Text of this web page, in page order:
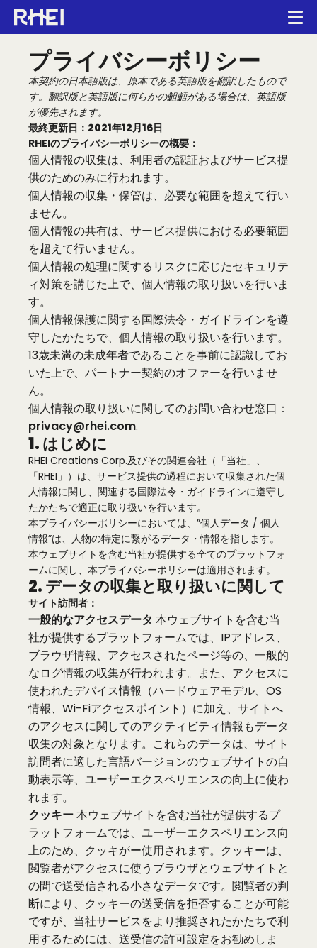
Main navigation
RHEI Home
クリエーターソリューション
広告ソリューション
ブログ
Português
Español
Pусский
Français
Deutsch
العربية
日本語
プライバシーボリシー
本契約の日本語版は、原本である英語版を翻訳したもので
す。翻訳版と英語版に何らかの齟齬がある場合は、英語版
が優先されます。
最終更新日：2021年12月16日
RHEIのプライバシーポリシーの概要：
個人情報の収集は、利用者の認証およびサービス提
供のためのみに行われます。
個人情報の収集・保管は、必要な範囲を超えて行い
ません。
個人情報の共有は、サービス提供における必要範囲
を超えて行いません。
個人情報の処理に関するリスクに応じたセキュリテ
ィ対策を講じた上で、個人情報の取り扱いを行いま
す。
個人情報保護に関する国際法令・ガイドラインを遵
守したかたちで、個人情報の取り扱いを行います。
13歳未満の未成年者であることを事前に認識してお
いた上で、パートナー契約のオファーを行いませ
ん。
個人情報の取り扱いに関してのお問い合わせ窓口：
privacy@rhei.com.
1. はじめに
RHEI Creations Corp.及びその関連会社（「当社」、
「RHEI」）は、サービス提供の過程において収集された個
人情報に関し、関連する国際法令・ガイドラインに遵守し
たかたちで適正に取り扱いを行います。
本プライバシーポリシーにおいては、”個人データ / 個人
情報”は、人物の特定に繋がるデータ・情報を指します。
本ウェブサイトを含む当社が提供する全てのプラットフォ
ームに関し、本プライバシーポリシーは適用されます。
2. データの収集と取り扱いに関して
サイト訪問者：
一般的なアクセスデータ 本ウェブサイトを含む当
社が提供するプラットフォームでは、IPアドレス、
ブラウザ情報、アクセスされたページ等の、一般的
なログ情報の収集が行われます。また、アクセスに
使われたデバイス情報（ハードウェアモデル、OS
情報、Wi-Fiアクセスポイント）に加え、サイトへ
のアクセスに関してのアクティビティ情報もデータ
収集の対象となります。これらのデータは、サイト
訪問者に適した言語バージョンのウェブサイトの自
動表示等、ユーザーエクスペリエンスの向上に使わ
れます。
クッキー本ウェブサイトを含む当社が提供するプ
ラットフォームでは、ユーザーエクスペリエンス向
上のため、クッキがー使用されます。クッキーは、
閲覧者がアクセスに使うブラウザとウェブサイトと
の間で送受信される小さなデータです。閲覧者の判
断により、クッキーの送受信を拒否することが可能
ですが、当社サービスをより推奨されたかたちで利
用するためには、送受信の許可設定をお勧めしま